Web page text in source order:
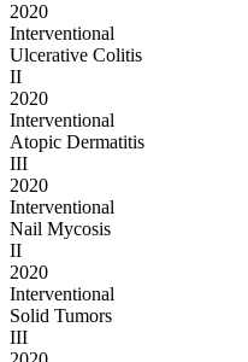
2020
Interventional
Ulcerative Colitis
II
2020
Interventional
Atopic Dermatitis
III
2020
Interventional
Nail Mycosis
II
2020
Interventional
Solid Tumors
III